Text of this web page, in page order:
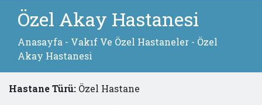
Özel Akay Hastanesi
Anasayfa - Vakıf Ve Özel Hastaneler - Özel
Akay Hastanesi
Hastane Türü: Özel Hastane